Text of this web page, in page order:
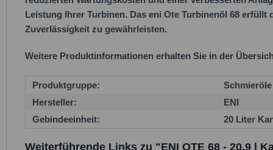
Leistung Ihrer Turbinen. Das eni Ote Turbinenöl 68
Zuverlässigkeit zu gewährleisten.
Weitere Produktinformationen erhalten Sie in der
Produktgruppe:
Schmieröle
Hersteller:
ENI
Gebindeeinheit:
20 Liter
Weiterführende Links zu "ENI OTE 68 - 20.9 l